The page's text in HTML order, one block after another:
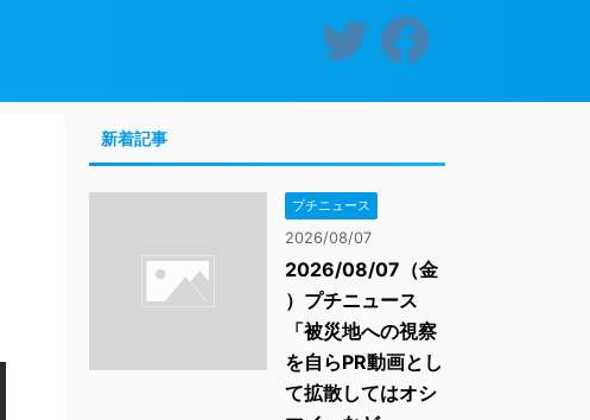
新着記事
プチニュース
2026/08/07
2026/08/07（金
）プチニュース
「被災地への視察
を自らPR動画とし
て拡散してはオシ